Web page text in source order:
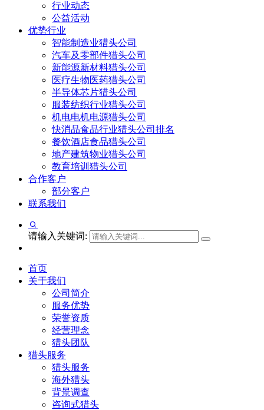
行业动态
公益活动
优势行业
智能制造业猎头公司
汽车及零部件猎头公司
新能源新材料猎头公司
医疗生物医药猎头公司
半导体芯片猎头公司
服装纺织行业猎头公司
机电电机电源猎头公司
快消品食品行业猎头公司排名
餐饮酒店食品猎头公司
地产建筑物业猎头公司
教育培训猎头公司
合作客户
部分客户
联系我们
请输入关键词:
首页
关于我们
公司简介
服务优势
荣誉资质
经营理念
猎头团队
猎头服务
猎头服务
海外猎头
背景调查
咨询式猎头